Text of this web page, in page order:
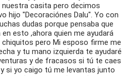
casita pero decimos
hijo "Decoraciónes Dalu". Yo con
dudas porque pensaba que
esto ,ahora quien me ayudará
pero Mi esposo firme me
y tu mano izquierda te ayudaré
y de fracasos si tú te caes
si yo caigo tú me levantas junto